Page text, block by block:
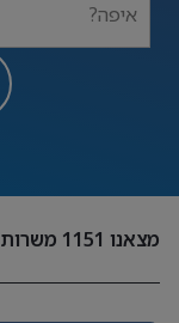
איפה?
מצאנו 1151